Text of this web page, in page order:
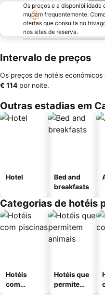
Os preços e a disponibilidade
mudam frequentemente.
ofertas que consulta no
nos sites de reserva.
Intervalo de preços
Os preços de hotéis
‎€ 114 por noite.
Outras estadias em
Hotel
Bed and
breakfasts
Categorias de hotéis
Hotéis
com
Hotéis que
permitem